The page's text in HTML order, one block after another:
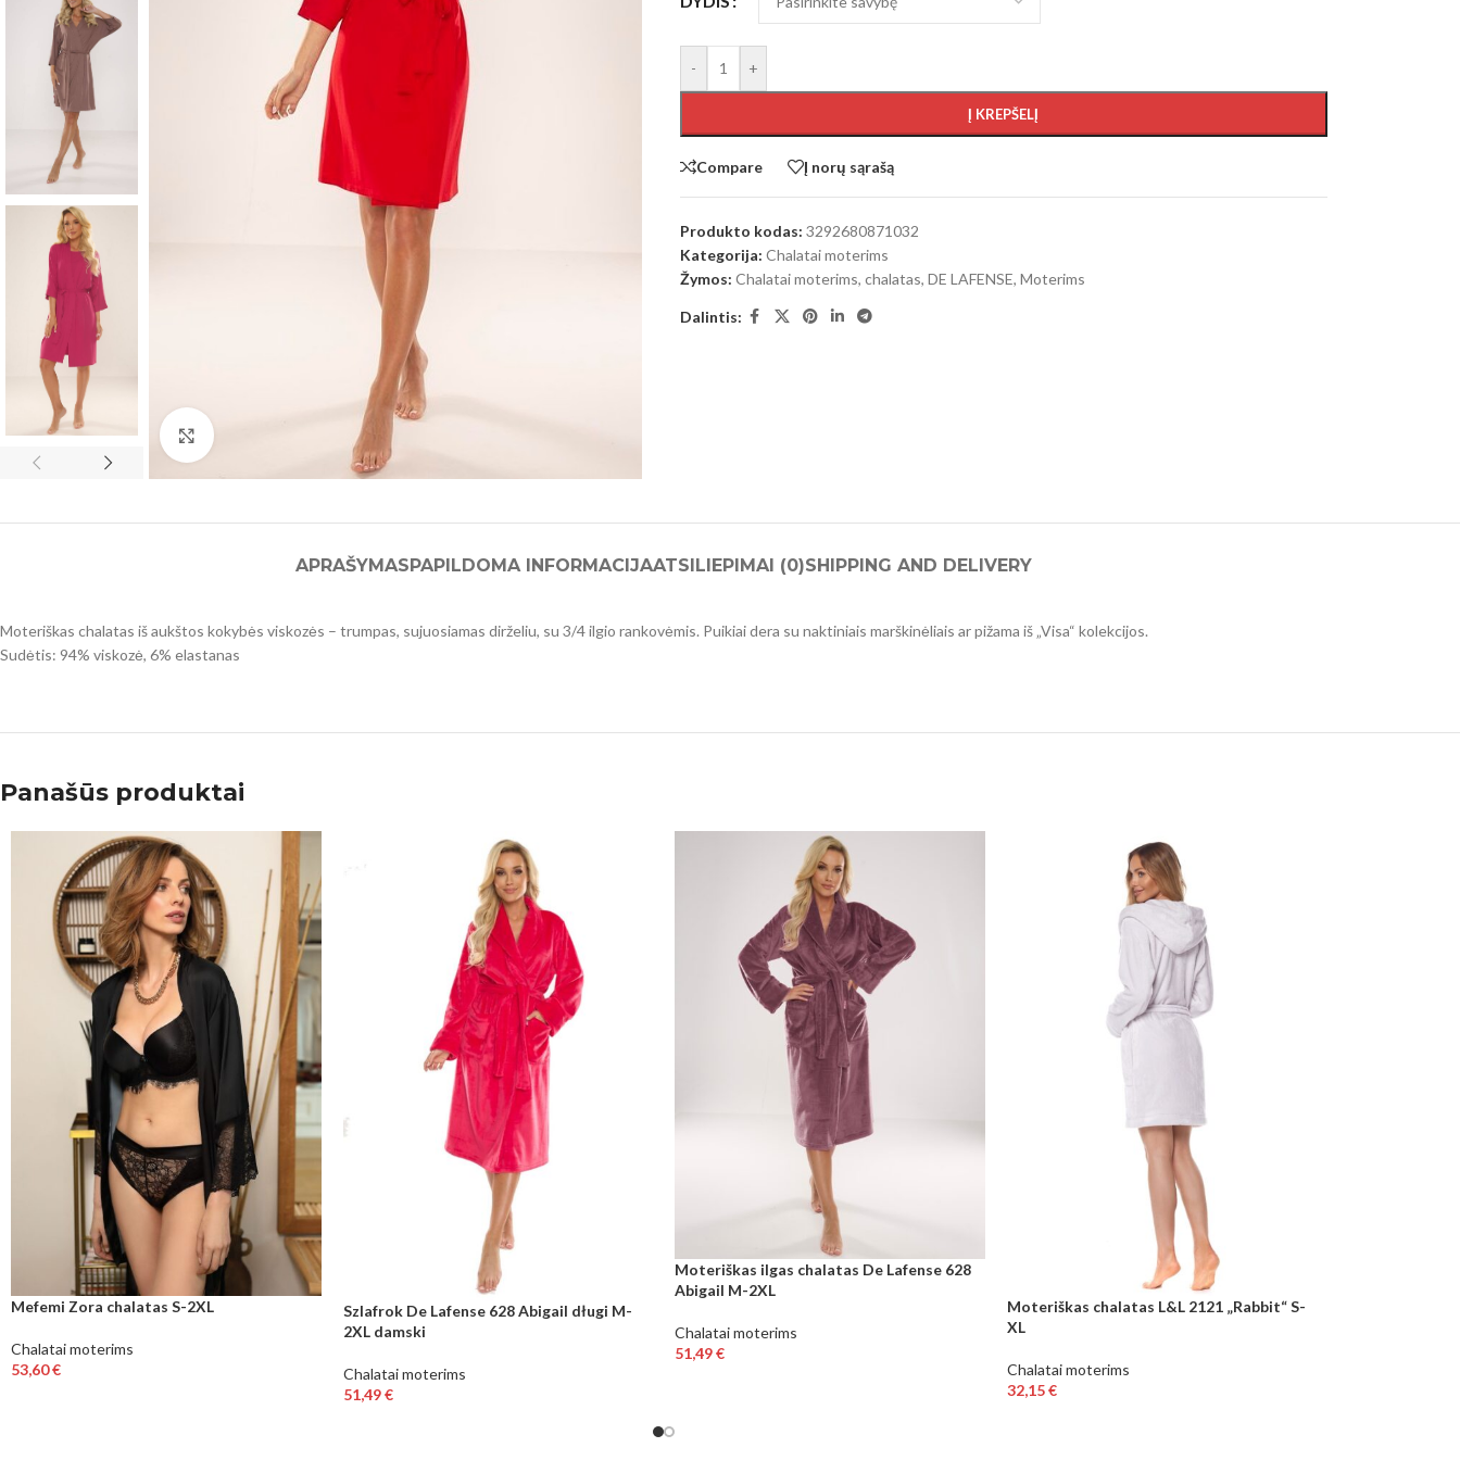
- +
Į KREPŠELĮ
Compare Į norų sąrašą
Produkto kodas: 3292680871032
Kategorija: Chalatai moterims
Žymos: Chalatai moterims, chalatas, DE LAFENSE, Moterims
Dalintis:
APRAŠYMASPAPILDOMA INFORMACIJAATSILIEPIMAI (0)SHIPPING AND DELIVERY
Moteriškas chalatas iš aukštos kokybės viskozės – trumpas, sujuosiamas dirželiu, su 3/4 ilgio rankovėmis. Puikiai dera su naktiniais marškinėliais ar pižama iš „Visa“ kolekcijos.
Sudėtis: 94% viskozė, 6% elastanas
Panašūs produktai
Mefemi Zora chalatas S-2XL
Chalatai moterims
53,60€
Szlafrok De Lafense 628 Abigail długi M-
2XL damski
Chalatai moterims
51,49€
Moteriškas ilgas chalatas De Lafense 628
Abigail M-2XL
Chalatai moterims
51,49€
Moteriškas chalatas L&L 2121 „Rabbit“ S-
XL
Chalatai moterims
32,15€